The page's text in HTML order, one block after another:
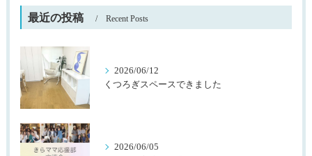
最近の投稿 Recent Posts
2026/06/12
くつろぎスペースできました
2026/06/05